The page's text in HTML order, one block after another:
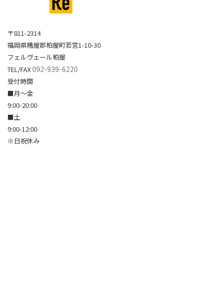
〒811-2314
福岡県糟屋郡粕屋町若宮1-10-30
フェルヴェール粕屋
TEL/FAX092-939-6220
受付時間
■月～金
9:00-20:00
■土
9:00-12:00
※日祝休み